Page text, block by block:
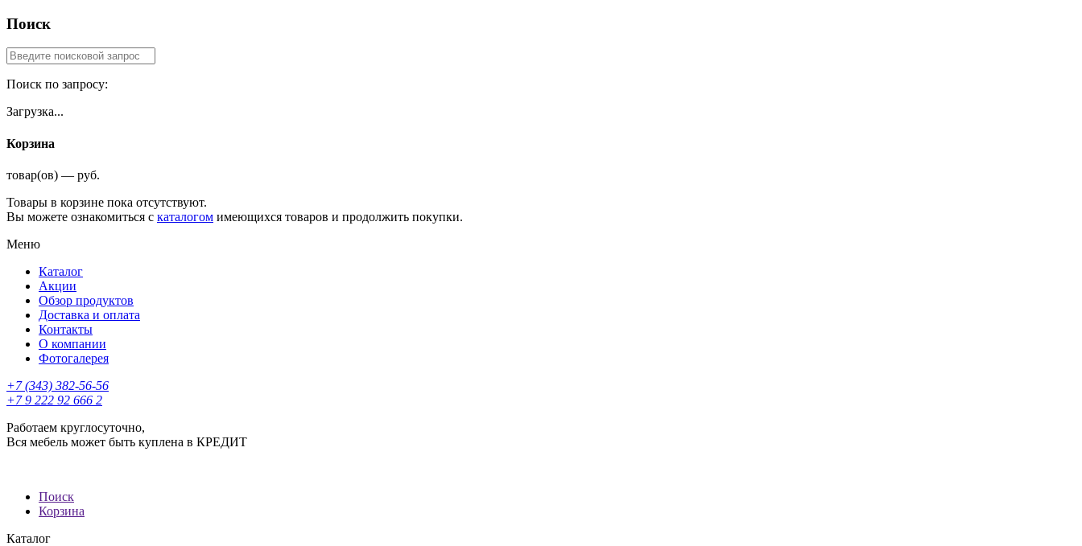
Поиск
Поиск по запросу:
Загрузка...
Корзина
товар(ов) — руб.
Товары в корзине пока отсутствуют.
Вы можете ознакомиться с каталогом имеющихся товаров и продолжить покупки.
Меню
Каталог
Акции
Обзор продуктов
Доставка и оплата
Контакты
О компании
Фотогалерея
+7 (343) 382-56-56
+7 9 222 92 666 2
Работаем круглосуточно,
Вся мебель может быть куплена в КРЕДИТ
Поиск
Корзина
Каталог